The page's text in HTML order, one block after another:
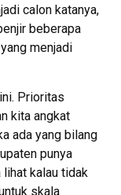
calon katanya,
beberapa
menjadi
Prioritas
kita angkat
ada yang bilang
punya
kalau tidak
skala